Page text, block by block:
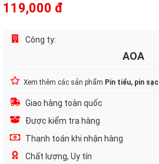
119,000 đ
Công ty:
AOA
Xem thêm các sản phẩm Pin tiểu, pin sạc
Giao hàng toàn quốc
Được kiểm tra hàng
Thanh toán khi nhận hàng
Chất lượng, Uy tín